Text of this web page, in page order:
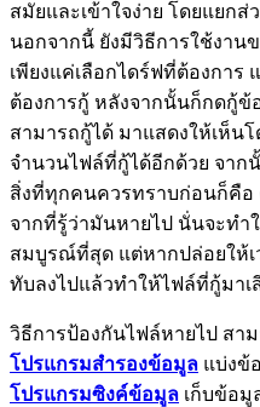
สมัยและเข้าใจง่าย โดยแยก
นอกจากนี้ ยังมีวิธีการใช้งาน
เพียงแค่เลือกไดร์ฟที่ต้องการ
ต้องการกู้ หลังจากนั้นก็กดกู้
สามารถกู้ได้ มาแสดงให้เห็น
จำนวนไฟล์ที่กู้ได้อีกด้วย จาก
สิ่งที่ทุกคนควรทราบก่อนก็คือ
จากที่รู้ว่ามันหายไป นั่นจะท
สมบูรณ์ที่สุด แต่หากปล่อยให้เ
ทับลงไปแล้วทำให้ไฟล์ที่กู้มาเ
วิธีการป้องกันไฟล์หายไป สา
โปรแกรมสำรองข้อมูล แบ่งข้
โปรแกรมซิงค์ข้อมูล เก็บข้อมู